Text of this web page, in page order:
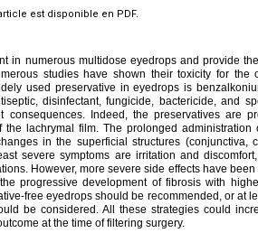
est disponible en PDF.
in numerous multidose eyedrops and provide
studies have shown their toxicity for the
used preservative in eyedrops is
disinfectant, fungicide, bactericide, and
consequences. Indeed, the preservatives are
the lachrymal film. The prolonged
in the superficial structures
severe symptoms are irritation and
However, more severe side effects have
progressive development of fibrosis with
free eyedrops should be recommended, or at
be considered. All these strategies could
at the time of filtering surgery.